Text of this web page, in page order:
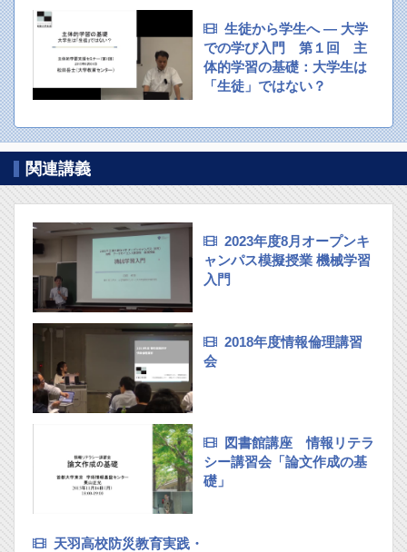
生徒から学生へ — 大学
での学び入門 第１回 主
体的学習の基礎：大学生は
「生徒」ではない？
関連講義
2023年度8月オープンキ
ャンパス模擬授業 機械学習
入門
2018年度情報倫理講習
会
図書館講座 情報リテラ
シー講習会「論文作成の基
礎」
天羽高校防災教育実践・